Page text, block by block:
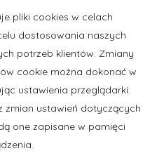
pliki cookies w celach
dostosowania naszych
potrzeb klientów. Zmiany
cookie można dokonać w
ustawienia przeglądarki.
zmian ustawień dotyczących
one zapisane w pamięci